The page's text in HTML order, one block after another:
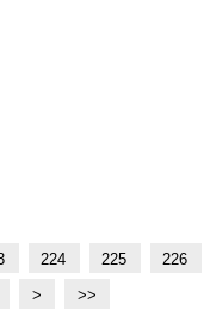
224 225
226
2
2
2
2
2
2
3
4
> >>